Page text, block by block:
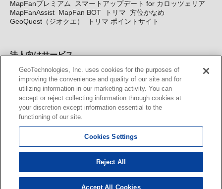
MapFanプレミアム
スマートアップデート for カロッツェリア
MapFanAssist MapFan BOT トリマ 方位かなめ
GeoQuest（ジオクエ）
トリマ ポイントサイト
法人向けサービス
法人向け地図・位置情報サービス WEBサイト・システム向け地
図API Windows PC向け地図開発キット MapFan DB 住所確認
サービス
MAP WORLD+ トリマ広告 Geo-Research
カーナビ地図更新サービス
MapFan スマートメンバーズ
KENWOOD MapFan Club
GeoTechnologies, Inc. uses cookies for the purposes of
improving the convenience and quality of our site and for
utilizing information in our marketing activity. You can
accept or reject collecting information through cookies at
your discretion except information essential to the
functioning of our site.
Cookies Settings
Reject All
Accept All Cookies